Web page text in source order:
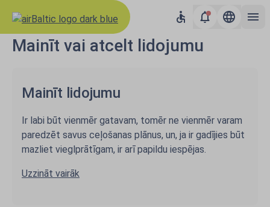
Mainīt vai atcelt lidojumu
Mainīt lidojumu
Ir labi būt vienmēr gatavam, tomēr ne vienmēr varam
paredzēt savus ceļošanas plānus, un, ja ir gadījies būt
mazliet vieglprātīgam, ir arī papildu iespējas.
Uzzināt vairāk